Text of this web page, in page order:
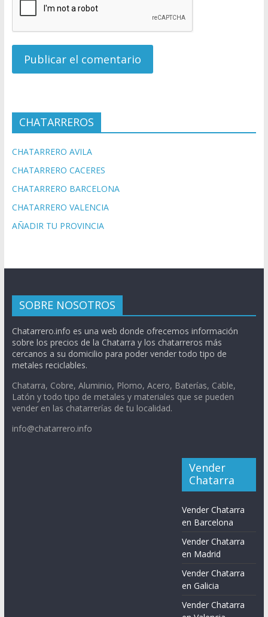
CHATARREROS
CHATARRERO AVILA
CHATARRERO CACERES
CHATARRERO BARCELONA
CHATARRERO VALENCIA
AÑADIR TU PROVINCIA
SOBRE NOSOTROS
Chatarrero.info es una web donde ofrecemos información
sobre los precios de la Chatarra y los chatarreros más
cercanos a su domicilio para poder vender todo tipo de
metales reciclables.
Chatarra, Cobre, Aluminio, Plomo, Acero, Baterías, Cable,
Latón y todo tipo de metales y materiales que se pueden
vender en las chatarrerías de tu localidad.
info@chatarrero.info
Vender
Chatarra
Vender Chatarra
en Barcelona
Vender Chatarra
en Madrid
Vender Chatarra
en Galicia
Vender Chatarra